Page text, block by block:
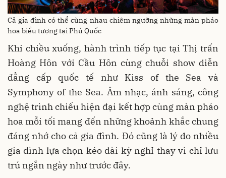
Cả gia đình có thể cùng nhau chiêm ngưỡng những màn pháo
hoa biểu tượng tại Phú Quốc
Khi chiều xuống, hành trình tiếp tục tại Thị trấn
Hoàng Hôn với Cầu Hôn cùng chuỗi show diễn
đẳng cấp quốc tế như Kiss of the Sea và
Symphony of the Sea. Âm nhạc, ánh sáng, công
nghệ trình chiếu hiện đại kết hợp cùng màn pháo
hoa mỗi tối mang đến những khoảnh khắc chung
đáng nhớ cho cả gia đình. Đó cũng là lý do nhiều
gia đình lựa chọn kéo dài kỳ nghỉ thay vì chỉ lưu
trú ngắn ngày như trước đây.